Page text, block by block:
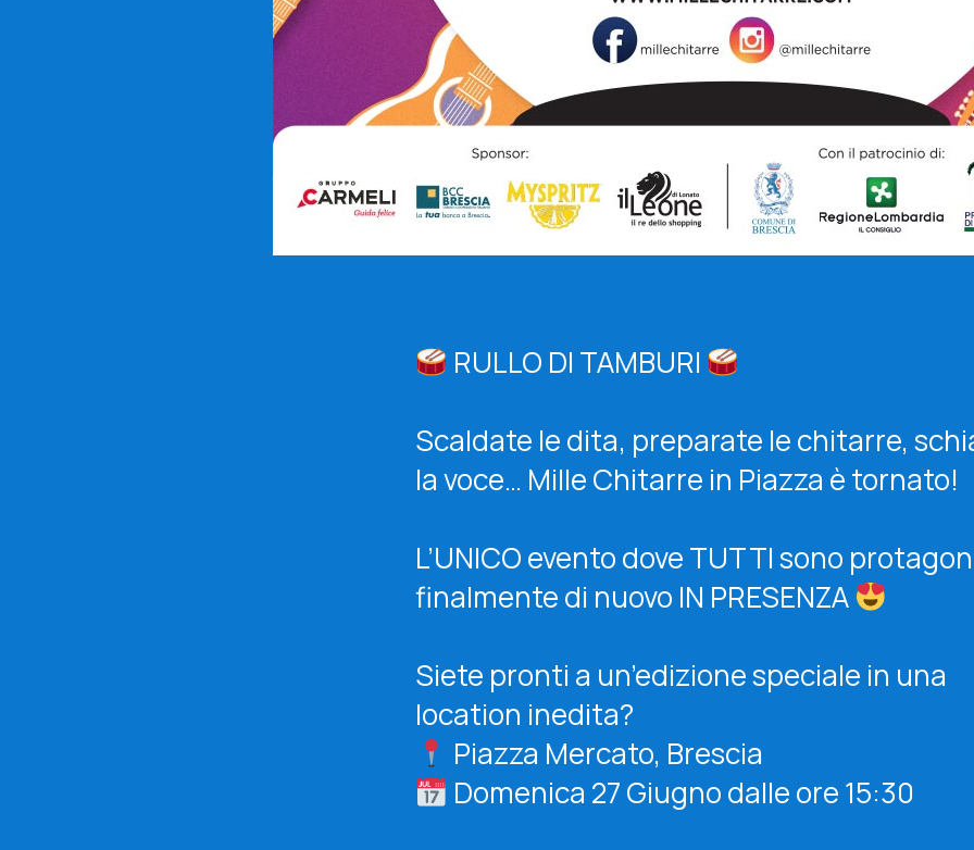
RULLO DI TAMBURI
Scaldate le dita, preparate le chitarre,
la voce… Mille Chitarre in Piazza è tornato!
L’UNICO evento dove TUTTI sono
finalmente di nuovo IN PRESENZA
Siete pronti a un’edizione speciale in una
location inedita?
Piazza Mercato, Brescia
Domenica 27 Giugno dalle ore 15:30